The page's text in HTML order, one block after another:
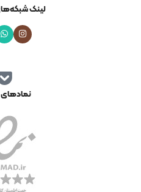
لینک
نمادهای